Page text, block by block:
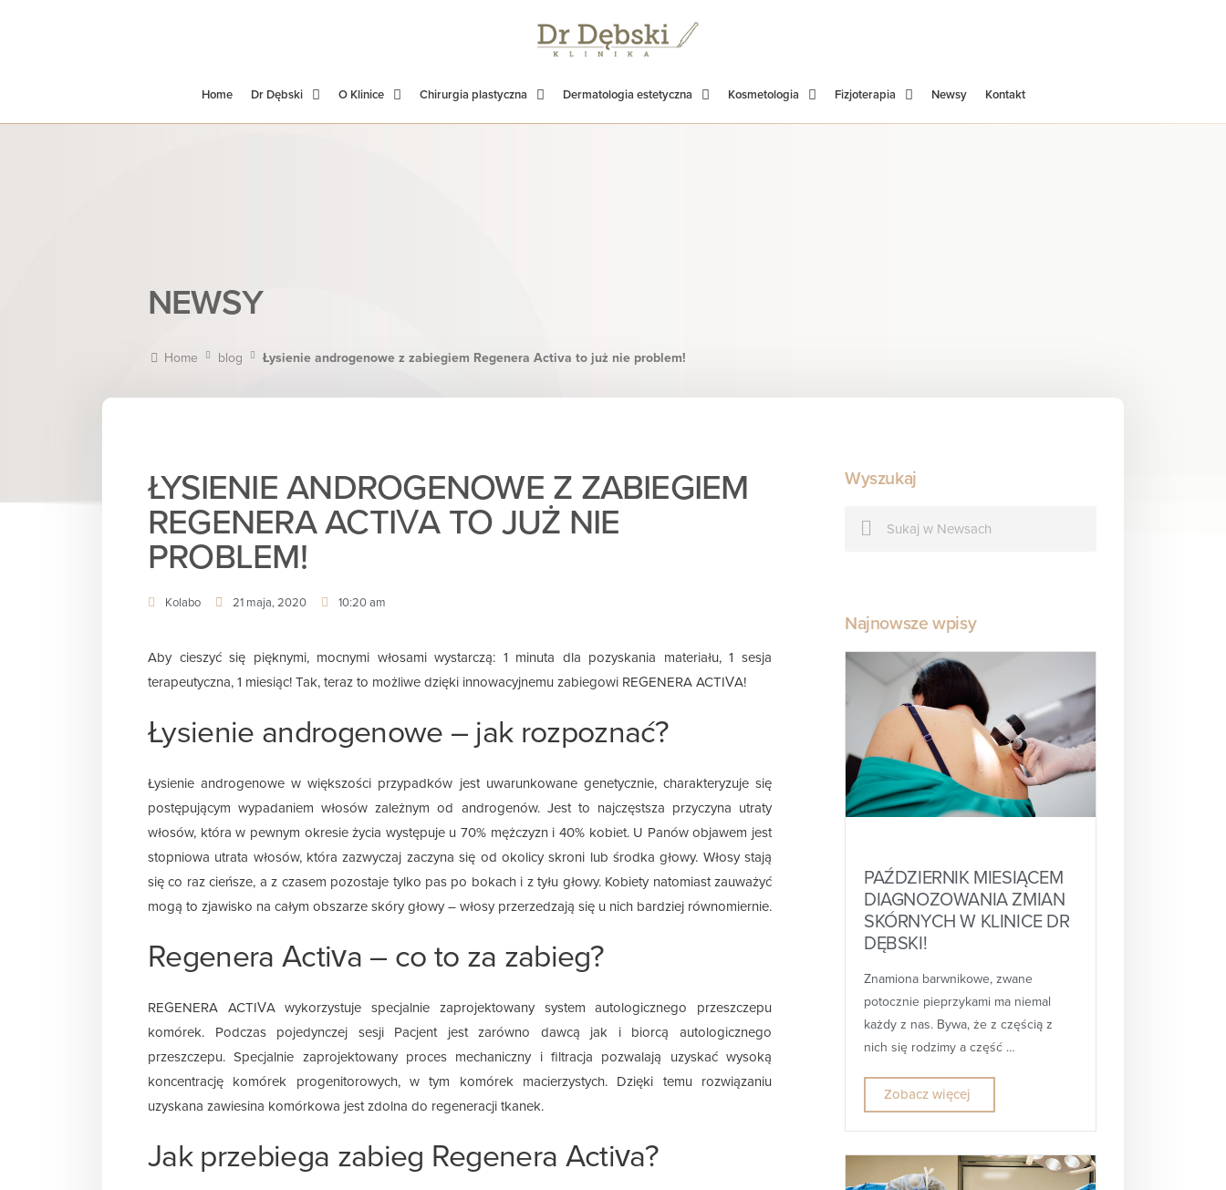
Home Dr Dębski O Klinice Chirurgia plastyczna Dermatologia estetyczna Kosmetologia Fizjoterapia Newsy Kontakt
NEWSY
Home blog Łysienie androgenowe z zabiegiem Regenera Activa to już nie problem!
ŁYSIENIE ANDROGENOWE Z ZABIEGIEM
REGENERA ACTIVA TO JUŻ NIE
PROBLEM!
Kolabo 21 maja, 2020 10:20 am
Aby cieszyć się pięknymi, mocnymi włosami wystarczą: 1 minuta dla pozyskania materiału, 1 sesja
terapeutyczna, 1 miesiąc! Tak, teraz to możliwe dzięki innowacyjnemu zabiegowi REGENERA ACTIVA!
Łysienie androgenowe – jak rozpoznać?
Łysienie androgenowe w większości przypadków jest uwarunkowane genetycznie, charakteryzuje się
postępującym wypadaniem włosów zależnym od androgenów. Jest to najczęstsza przyczyna utraty
włosów, która w pewnym okresie życia występuje u 70% mężczyzn i 40% kobiet. U Panów objawem jest
stopniowa utrata włosów, która zazwyczaj zaczyna się od okolicy skroni lub środka głowy. Włosy stają
się co raz cieńsze, a z czasem pozostaje tylko pas po bokach i z tyłu głowy. Kobiety natomiast zauważyć
mogą to zjawisko na całym obszarze skóry głowy – włosy przerzedzają się u nich bardziej równomiernie.
Regenera Activa – co to za zabieg?
REGENERA ACTIVA wykorzystuje specjalnie zaprojektowany system autologicznego przeszczepu
komórek. Podczas pojedynczej sesji Pacjent jest zarówno dawcą jak i biorcą autologicznego
przeszczepu. Specjalnie zaprojektowany proces mechaniczny i filtracja pozwalają uzyskać wysoką
koncentrację komórek progenitorowych, w tym komórek macierzystych. Dzięki temu rozwiązaniu
uzyskana zawiesina komórkowa jest zdolna do regeneracji tkanek.
Jak przebiega zabieg Regenera Activa?
Wyszukaj
Najnowsze wpisy
PAŹDZIERNIK MIESIĄCEM
DIAGNOZOWANIA ZMIAN
SKÓRNYCH W KLINICE DR
DĘBSKI!
Znamiona barwnikowe, zwane
potocznie pieprzykami ma niemal
każdy z nas. Bywa, że z częścią z
nich się rodzimy a część …
Zobacz więcej